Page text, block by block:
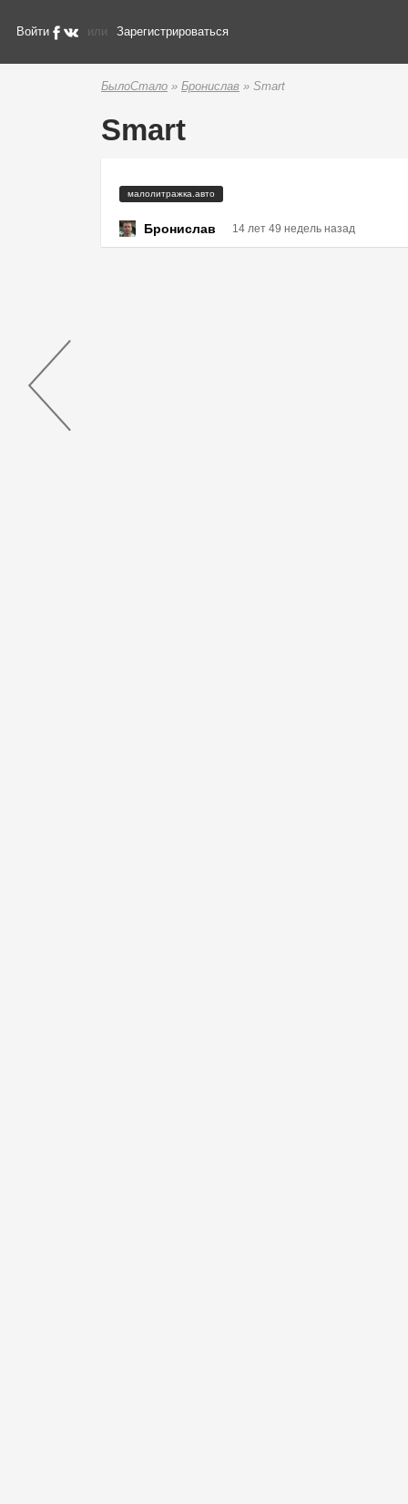
Войти или Зарегистрироваться
БылоСтало » Бронислав » Smart
Smart
малолитражка.авто
Бронислав 14 лет 49 недель назад